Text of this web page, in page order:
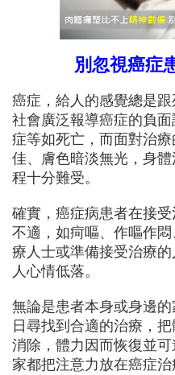
別忽視癌症
癌症，給人的感覺總是
社會廣泛報導癌症的負
症等如死亡，而面對治
佳、膚色暗淡無光，身
程十分難受。
確實，癌症病患者在接
不適，如疴嘔、作嘔作
療人士或準備接受治療
人心情低落。
無論是患者本身或身邊
日尋找到合適的治療，
消除，體力因而恢復並
家都把注意力放在癌症